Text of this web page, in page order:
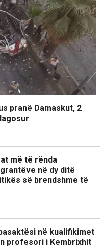
pranë Damaskut, 2
më të rënda
në dy ditë
së brendshme të
në kualifikimet
profesori i Kembrixhit